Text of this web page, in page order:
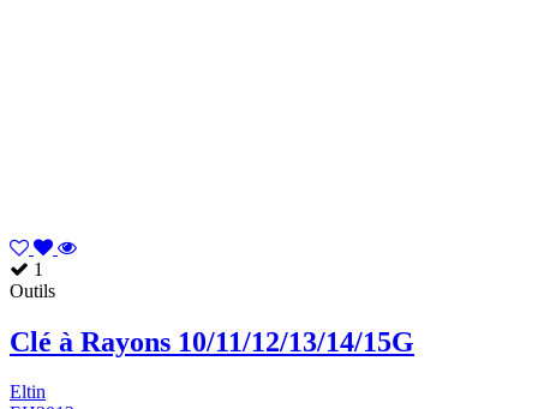
1
Outils
Clé à Rayons 10/11/12/13/14/15G
Eltin